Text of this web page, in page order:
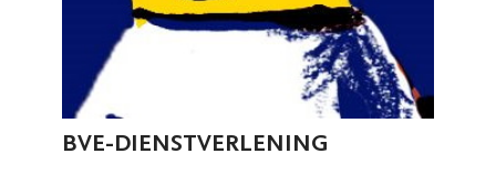
BVE-DIENSTVERLENING